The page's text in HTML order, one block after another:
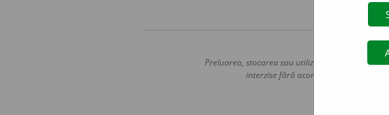
Preluarea, stocarea sau utilizarea datelor de pe
interzise fără acordul nostru